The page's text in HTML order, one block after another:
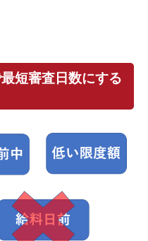
短審査日数にする